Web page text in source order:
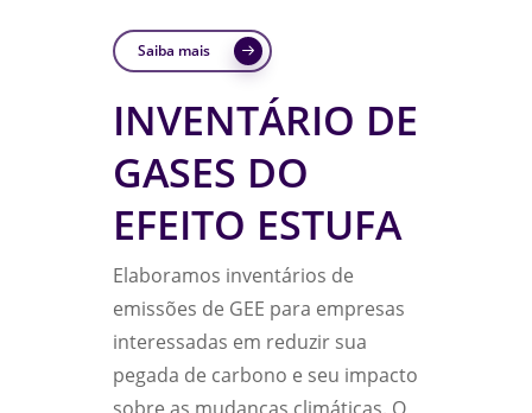
Saiba mais
INVENTÁRIO DE
GASES DO
EFEITO ESTUFA
Elaboramos inventários de
emissões de GEE para empresas
interessadas em reduzir sua
pegada de carbono e seu impacto